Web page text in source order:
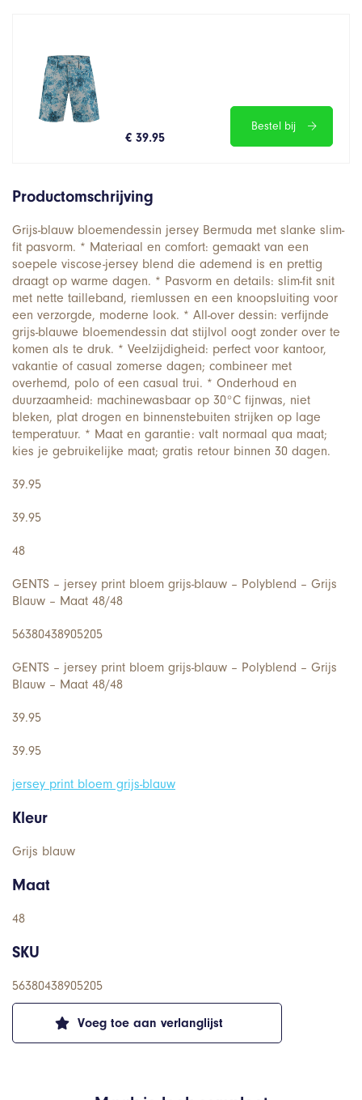
€ 39.95
Bestel bij
Voeg toe aan verlanglijst
Productomschrijving
Grijs-blauw bloemendessin jersey Bermuda met slanke slim-
fit pasvorm. * Materiaal en comfort: gemaakt van een
soepele viscose-jersey blend die ademend is en prettig
draagt op warme dagen. * Pasvorm en details: slim-fit snit
met nette tailleband, riemlussen en een knoopsluiting voor
een verzorgde, moderne look. * All-over dessin: verfijnde
grijs-blauwe bloemendessin dat stijlvol oogt zonder over te
komen als te druk. * Veelzijdigheid: perfect voor kantoor,
vakantie of casual zomerse dagen; combineer met
overhemd, polo of een casual trui. * Onderhoud en
duurzaamheid: machinewasbaar op 30°C fijnwas, niet
bleken, plat drogen en binnenstebuiten strijken op lage
temperatuur. * Maat en garantie: valt normaal qua maat;
kies je gebruikelijke maat; gratis retour binnen 30 dagen.
39.95
39.95
48
GENTS – jersey print bloem grijs-blauw – Polyblend – Grijs
Blauw – Maat 48/48
56380438905205
GENTS – jersey print bloem grijs-blauw – Polyblend – Grijs
Blauw – Maat 48/48
39.95
39.95
jersey print bloem grijs-blauw
Kleur
Grijs blauw
Maat
48
SKU
56380438905205